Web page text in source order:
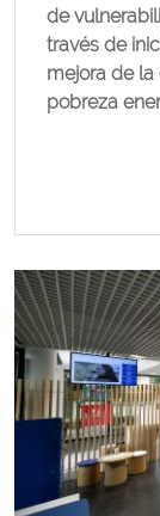
de
través de
mejora de
pobreza